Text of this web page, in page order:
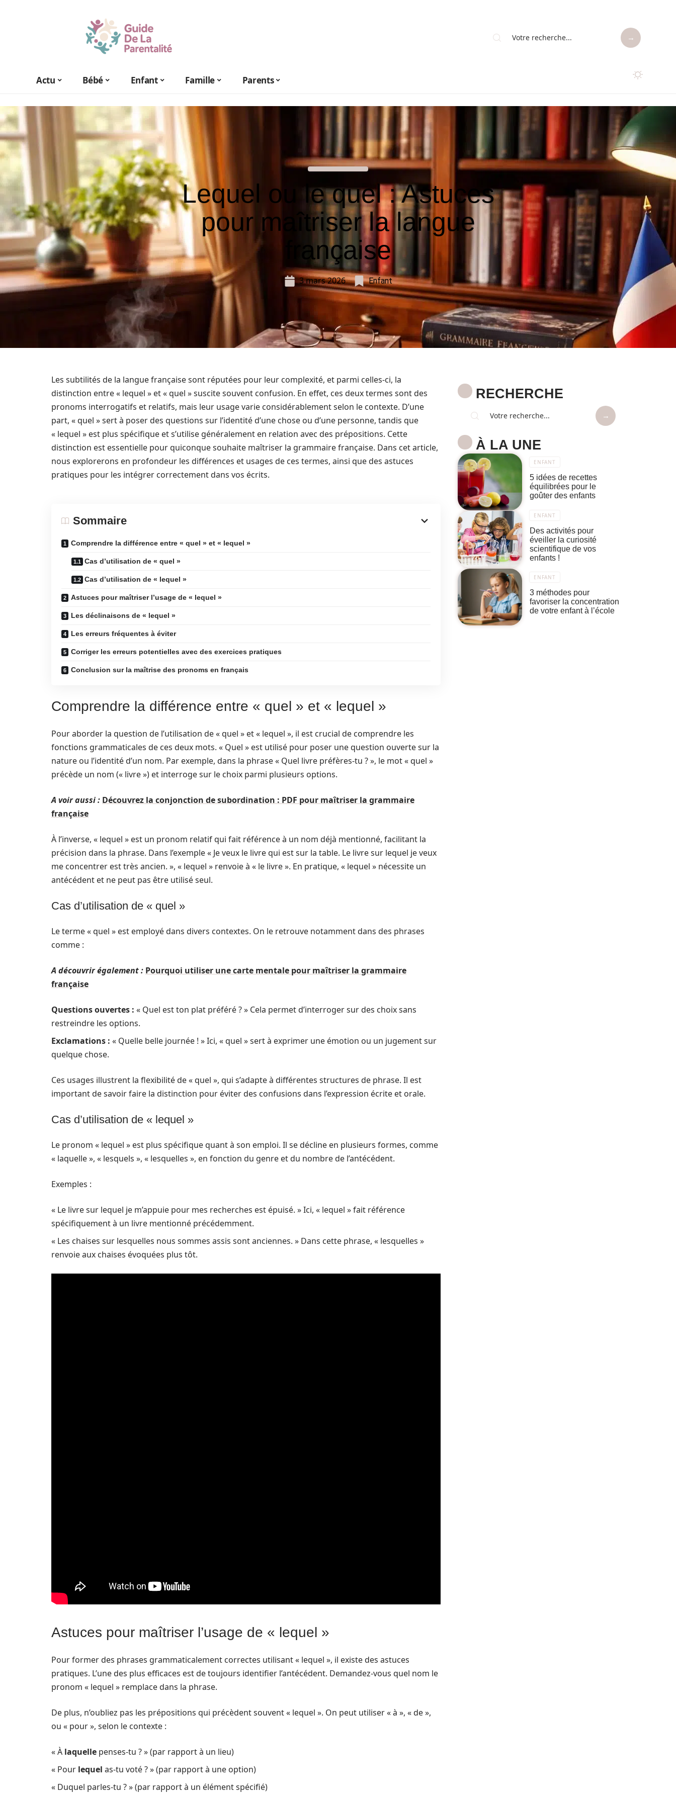
Actu Bébé Enfant Famille Parents
Lequel ou le quel : Astuces
pour maîtriser la langue
française
3 mars 2026 Enfant
Les subtilités de la langue française sont réputées pour leur complexité, et parmi celles-ci, la
distinction entre « lequel » et « quel » suscite souvent confusion. En effet, ces deux termes sont des
pronoms interrogatifs et relatifs, mais leur usage varie considérablement selon le contexte. D’une
part, « quel » sert à poser des questions sur l’identité d’une chose ou d’une personne, tandis que
« lequel » est plus spécifique et s’utilise généralement en relation avec des prépositions. Cette
distinction est essentielle pour quiconque souhaite maîtriser la grammaire française. Dans cet article,
nous explorerons en profondeur les différences et usages de ces termes, ainsi que des astuces
pratiques pour les intégrer correctement dans vos écrits.
Sommaire
Comprendre la différence entre « quel » et « lequel »
Cas d’utilisation de « quel »
Cas d’utilisation de « lequel »
Astuces pour maîtriser l’usage de « lequel »
Les déclinaisons de « lequel »
Les erreurs fréquentes à éviter
Corriger les erreurs potentielles avec des exercices pratiques
Conclusion sur la maîtrise des pronoms en français
Comprendre la différence entre « quel » et « lequel »
Pour aborder la question de l’utilisation de « quel » et « lequel », il est crucial de comprendre les
fonctions grammaticales de ces deux mots. « Quel » est utilisé pour poser une question ouverte sur la
nature ou l’identité d’un nom. Par exemple, dans la phrase « Quel livre préfères-tu ? », le mot « quel »
précède un nom (« livre ») et interroge sur le choix parmi plusieurs options.
A voir aussi : Découvrez la conjonction de subordination : PDF pour maîtriser la grammaire
française
À l’inverse, « lequel » est un pronom relatif qui fait référence à un nom déjà mentionné, facilitant la
précision dans la phrase. Dans l’exemple « Je veux le livre qui est sur la table. Le livre sur lequel je veux
me concentrer est très ancien. », « lequel » renvoie à « le livre ». En pratique, « lequel » nécessite un
antécédent et ne peut pas être utilisé seul.
Cas d’utilisation de « quel »
Le terme « quel » est employé dans divers contextes. On le retrouve notamment dans des phrases
comme :
A découvrir également : Pourquoi utiliser une carte mentale pour maîtriser la grammaire
française
Questions ouvertes : « Quel est ton plat préféré ? » Cela permet d’interroger sur des choix sans
restreindre les options.
Exclamations : « Quelle belle journée ! » Ici, « quel » sert à exprimer une émotion ou un jugement sur
quelque chose.
Ces usages illustrent la flexibilité de « quel », qui s’adapte à différentes structures de phrase. Il est
important de savoir faire la distinction pour éviter des confusions dans l’expression écrite et orale.
Cas d’utilisation de « lequel »
Le pronom « lequel » est plus spécifique quant à son emploi. Il se décline en plusieurs formes, comme
« laquelle », « lesquels », « lesquelles », en fonction du genre et du nombre de l’antécédent.
Exemples :
« Le livre sur lequel je m’appuie pour mes recherches est épuisé. » Ici, « lequel » fait référence
spécifiquement à un livre mentionné précédemment.
« Les chaises sur lesquelles nous sommes assis sont anciennes. » Dans cette phrase, « lesquelles »
renvoie aux chaises évoquées plus tôt.
Astuces pour maîtriser l’usage de « lequel »
Pour former des phrases grammaticalement correctes utilisant « lequel », il existe des astuces
pratiques. L’une des plus efficaces est de toujours identifier l’antécédent. Demandez-vous quel nom le
pronom « lequel » remplace dans la phrase.
De plus, n’oubliez pas les prépositions qui précèdent souvent « lequel ». On peut utiliser « à », « de »,
ou « pour », selon le contexte :
« À laquelle penses-tu ? » (par rapport à un lieu)
« Pour lequel as-tu voté ? » (par rapport à une option)
« Duquel parles-tu ? » (par rapport à un élément spécifié)
RECHERCHE
À LA UNE
ENFANT
5 idées de recettes
équilibrées pour le
goûter des enfants
ENFANT
Des activités pour
éveiller la curiosité
scientifique de vos
enfants !
ENFANT
3 méthodes pour
favoriser la concentration
de votre enfant à l’école